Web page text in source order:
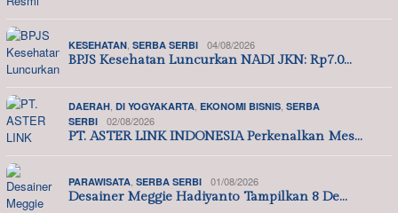
KESEHATAN SERBA SERBI 04/08/2026
BPJS Kesehatan Luncurkan NADI JKN: Rp7.0…
DAERAH DI YOGYAKARTA EKONOMI BISNIS SERBA
SERBI
02/08/2026
PT. ASTER LINK INDONESIA Perkenalkan Mes…
PARAWISATA SERBA SERBI 01/08/2026
Desainer Meggie Hadiyanto Tampilkan 8 De…